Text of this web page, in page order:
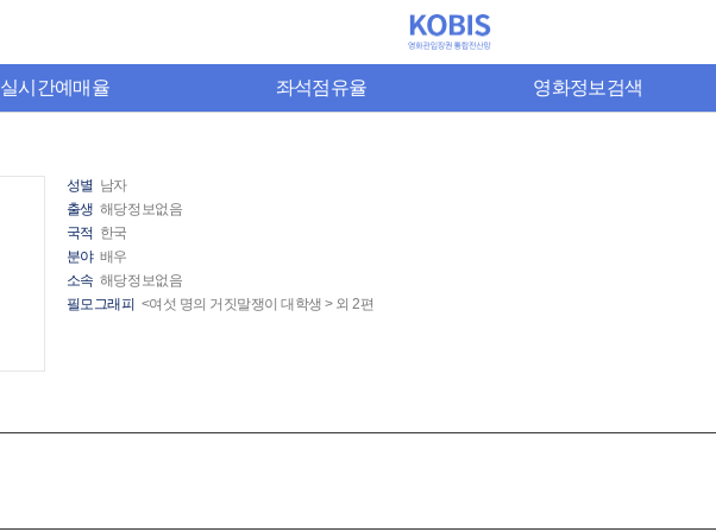
실시간예매율 좌석점유율 영화정보검색
성별 남자
출생 해당정보없음
국적 한국
분야 배우
소속 해당정보없음
필모그래피 <여섯 명의 거짓말쟁이 대학생 > 외 2편